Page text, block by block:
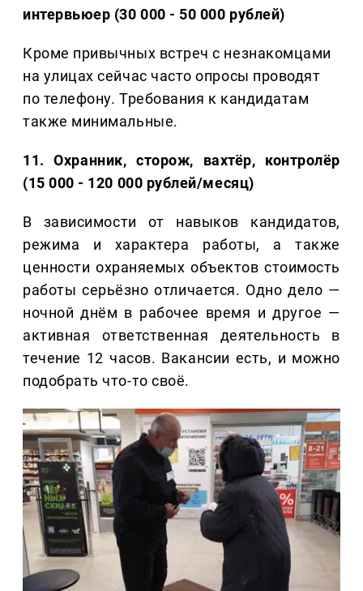
интервьюер (30 000 - 50 000 рублей)
Кроме привычных встреч с незнакомцами
на улицах сейчас часто опросы проводят
по телефону. Требования к кандидатам
также минимальные.
11. Охранник, сторож, вахтёр, контролёр
(15 000 - 120 000 рублей/месяц)
В зависимости от навыков кандидатов,
режима и характера работы, а также
ценности охраняемых объектов стоимость
работы серьёзно отличается. Одно дело —
ночной днём в рабочее время и другое —
активная ответственная деятельность в
течение 12 часов. Вакансии есть, и можно
подобрать что-то своё.